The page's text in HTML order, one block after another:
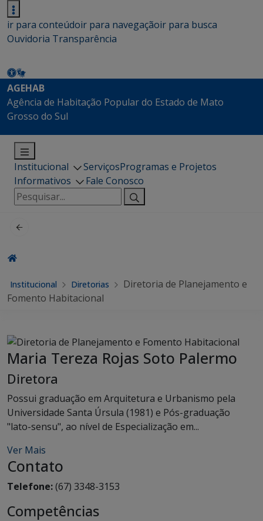
ir para conteúdoir para navegaçãoir para busca
Ouvidoria Transparência
AGEHAB
Agência de Habitação Popular do Estado de Mato
Grosso do Sul
Institucional ServiçosProgramas e Projetos
Informativos
Fale Conosco
Pesquisar
por:
Institucional Diretorias
Diretoria de Planejamento e
Fomento Habitacional
Maria Tereza Rojas Soto Palermo
Diretora
Possui graduação em Arquitetura e Urbanismo pela
Universidade Santa Úrsula (1981) e Pós-graduação
"lato-sensu", ao nível de Especialização em...
Ver Mais
Contato
Telefone:(67) 3348-3153
Competências